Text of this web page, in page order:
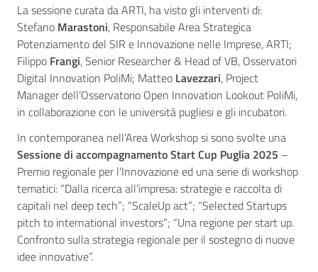
La sessione curata da ARTI, ha visto gli interventi di:
Stefano Marastoni, Responsabile Area Strategica
Potenziamento del SIR e Innovazione nelle Imprese, ARTI;
Filippo Frangi, Senior Researcher & Head of VB, Osservatori
Digital Innovation PoliMi; Matteo Lavezzari, Project
Manager dell’Osservatorio Open Innovation Lookout PoliMi,
in collaborazione con le università pugliesi e gli incubatori.
In contemporanea nell’Area Workshop si sono svolte una
Sessione di accompagnamento Start Cup Puglia 2025 –
Premio regionale per l’Innovazione ed una serie di workshop
tematici: “Dalla ricerca all’impresa: strategie e raccolta di
capitali nel deep tech”; “ScaleUp act”; “Selected Startups
pitch to international investors”; “Una regione per start up.
Confronto sulla strategia regionale per il sostegno di nuove
idee innovative”.